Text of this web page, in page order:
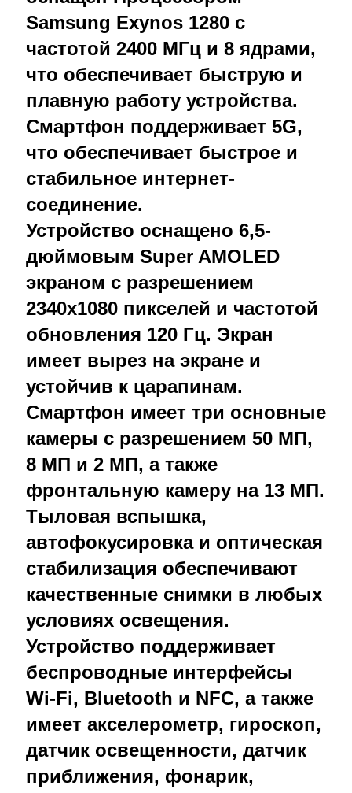
Samsung Exynos 1280 с
частотой 2400 МГц и 8 ядрами,
что обеспечивает быструю и
плавную работу устройства.
Смартфон поддерживает 5G,
что обеспечивает быстрое и
стабильное интернет-
соединение.
Устройство оснащено 6,5-
дюймовым Super AMOLED
экраном с разрешением
2340x1080 пикселей и частотой
обновления 120 Гц. Экран
имеет вырез на экране и
устойчив к царапинам.
Смартфон имеет три основные
камеры с разрешением 50 МП,
8 МП и 2 МП, а также
фронтальную камеру на 13 МП.
Тыловая вспышка,
автофокусировка и оптическая
стабилизация обеспечивают
качественные снимки в любых
условиях освещения.
Устройство поддерживает
беспроводные интерфейсы
Wi-Fi, Bluetooth и NFC, а также
имеет акселерометр, гироскоп,
датчик освещенности, датчик
приближения, фонарик,